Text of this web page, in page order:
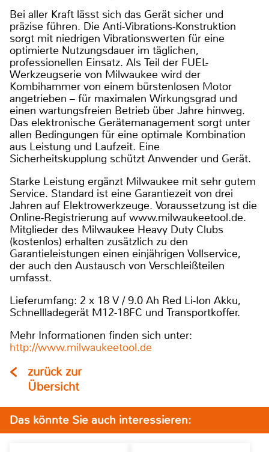
Bei aller Kraft lässt sich das Gerät sicher und
präzise führen. Die Anti-Vibrations-Konstruktion
sorgt mit niedrigen Vibrationswerten für eine
optimierte Nutzungsdauer im täglichen,
professionellen Einsatz. Als Teil der FUEL-
Werkzeugserie von Milwaukee wird der
Kombihammer von einem bürstenlosen Motor
angetrieben – für maximalen Wirkungsgrad und
einen wartungsfreien Betrieb über Jahre hinweg.
Das elektronische Gerätemanagement sorgt unter
allen Bedingungen für eine optimale Kombination
aus Leistung und Laufzeit. Eine
Sicherheitskupplung schützt Anwender und Gerät.
Starke Leistung ergänzt Milwaukee mit sehr gutem
Service. Standard ist eine Garantiezeit von drei
Jahren auf Elektrowerkzeuge. Voraussetzung ist die
Online-Registrierung auf www.milwaukeetool.de.
Mitglieder des Milwaukee Heavy Duty Clubs
(kostenlos) erhalten zusätzlich zu den
Garantieleistungen einen einjährigen Vollservice,
der auch den Austausch von Verschleißteilen
umfasst.
Lieferumfang: 2 x 18 V / 9.0 Ah Red Li-Ion Akku,
Schnellladegerät M12-18FC und Transportkoffer.
Mehr Informationen finden sich unter:
http://www.milwaukeetool.de
zurück zur
Übersicht
Das könnte Sie auch interessieren: